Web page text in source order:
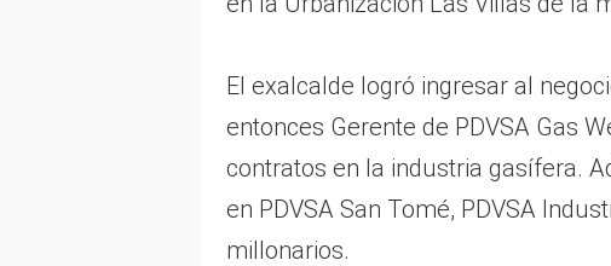
El exalcalde logró ingresar al
entonces Gerente de PDVSA Gas
contratos en la industria gasífera.
en PDVSA San Tomé, PDVSA
millonarios.